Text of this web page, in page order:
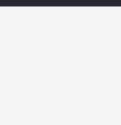
предпочтительного